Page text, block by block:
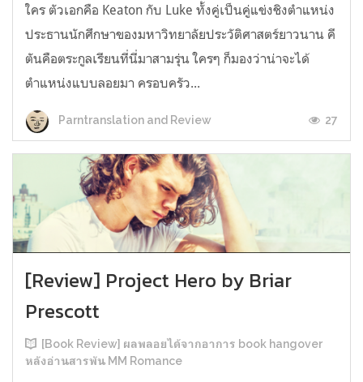
ใคร ตัวเอกคือ Keaton กับ Luke ทั้งคู่เป็นคู่แข่งชิงตำแหน่ง
ประธานนักศึกษาของมหาวิทยาลัยประวัติศาสตร์ยาวนาน คี
ตันคือตระกูลเรียนที่นี่มาสามรุ่น ใครๆ ก็มองว่าน่าจะได้
ตำแหน่งแบบลอยมา ครอบครัว...
Parntranslation and Review 27
[Review] Project Hero by Briar
Prescott
[Book Review] ผลพลอยได้จากอาการ book hangover
หลังอ่านสารพัน MM Romance